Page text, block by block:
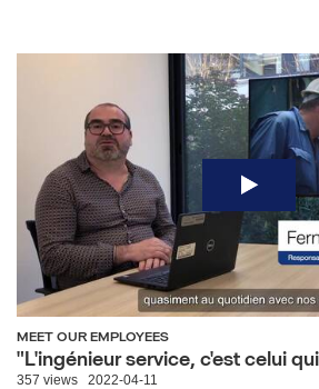
MEET OUR EMPLOYEES
"L'ingénieur service, c'est celui
357 views 2022-04-11